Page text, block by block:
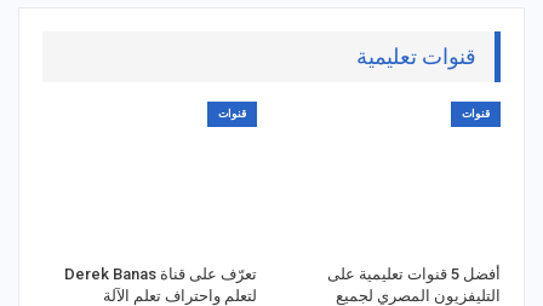
قنوات تعليمية
قنوات
أفضل 5 قنوات تعليمية على
التليفزيون المصري لجميع
قنوات
تعرّف على قناة Derek Banas
لتعلم واحتراف تعلم الآلة